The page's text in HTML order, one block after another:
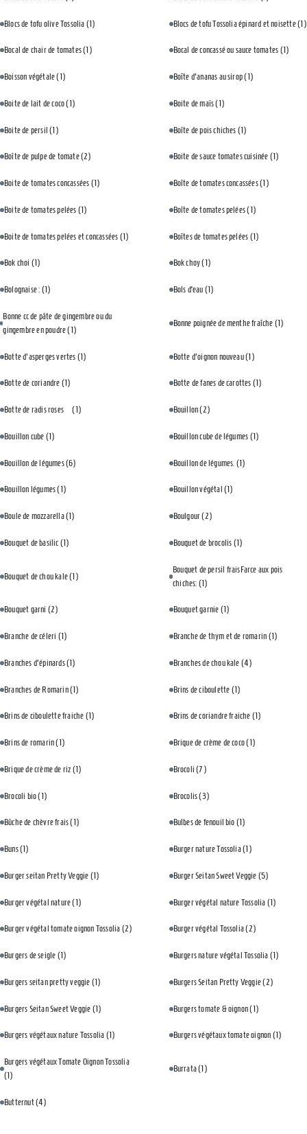
Blocs de tofu olive Tossolia (1) Blocs de tofu Tossolia épinard et noisette(1)
Bocal de chair de tomates(1) Bocal de concassé ou sauce tomates (1)
Boisson végétale(1) Boîte d'ananas au sirop(1)
Boite de lait de coco(1) Boite de maïs(1)
Boite de persil(1) Boîte de pois chiches (1)
Boîte de pulpe de tomate(2) Boite de sauce tomates cuisinée (1)
Boite de tomates concassées (1) Boîte de tomates concassées(1)
Boite de tomates pelées (1) Boîte de tomates pelées(1)
Boite de tomates pelées et concassées (1) Boîtes de tomates pelées (1)
Bok choi (1) Bok choy(1)
Bolognaise : (1) Bols d’eau (1)
Bonne cc de pâte de gingembre ou du
gingembre en poudre(1)
Bonne poignée de menthe fraîche (1)
Botte d'asperges vertes (1) Botte d'oignon nouveau(1)
Botte de coriandre (1) Botte de fanes de carottes (1)
Botte de radis roses⠀(1) Bouillon(2)
Bouillon cube (1) Bouillon cube de légumes (1)
Bouillon de légumes(6) Bouillon de légumes. (1)
Bouillon légumes(1) Bouillon végétal (1)
Boule de mozzarella(1) Boulgour(2)
Bouquet de basilic (1) Bouquet de brocolis (1)
Bouquet de chou kale(1)
Bouquet de persil fraisFarce aux pois
chiches: (1)
Bouquet garni (2) Bouquet garnie (1)
Branche de céleri (1) Branche de thym et de romarin (1)
Branches d'épinards(1) Branches de chou kale (4)
Branches de Romarin(1) Brins de ciboulette (1)
Brins de ciboulette fraiche (1) Brins de coriandre fraiche (1)
Brins de romarin(1) Brique de crème de coco(1)
Brique de crème de riz (1) Brocoli(7)
Brocoli bio(1) Brocolis(3)
Bûche de chèvre frais(1) Bulbes de fenouil bio (1)
Buns(1) Burger nature Tossolia(1)
Burger seitan Pretty Veggie (1) Burger Seitan Sweet Veggie (5)
Burger végétal nature(1) Burger végétal nature Tossolia (1)
Burger végétal tomate oignon Tossolia (2) Burger végétal Tossolia(2)
Burgers de seigle (1) Burgers nature végétal Tossolia (1)
Burgers seitan pretty veggie (1) Burgers Seitan Pretty Veggie(2)
Burgers Seitan Sweet Veggie (1) Burgers tomate & oignon(1)
Burgers végétaux nature Tossolia (1) Burgers végétaux tomate oignon (1)
Burgers végétaux Tomate Oignon Tossolia
(1)
Burrata(1)
Butternut(4)